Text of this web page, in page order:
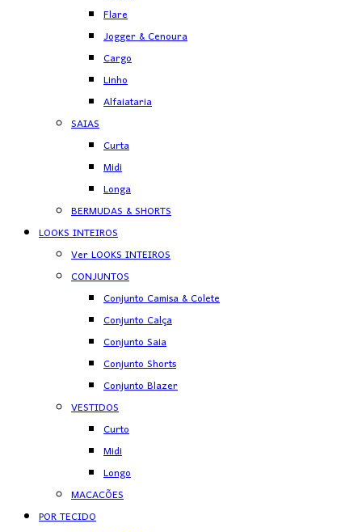
Flare
Jogger & Cenoura
Cargo
Linho
Alfaiataria
SAIAS
Curta
Midi
Longa
BERMUDAS & SHORTS
LOOKS INTEIROS
Ver LOOKS INTEIROS
CONJUNTOS
Conjunto Camisa & Colete
Conjunto Calça
Conjunto Saia
Conjunto Shorts
Conjunto Blazer
VESTIDOS
Curto
Midi
Longo
MACACÕES
POR TECIDO